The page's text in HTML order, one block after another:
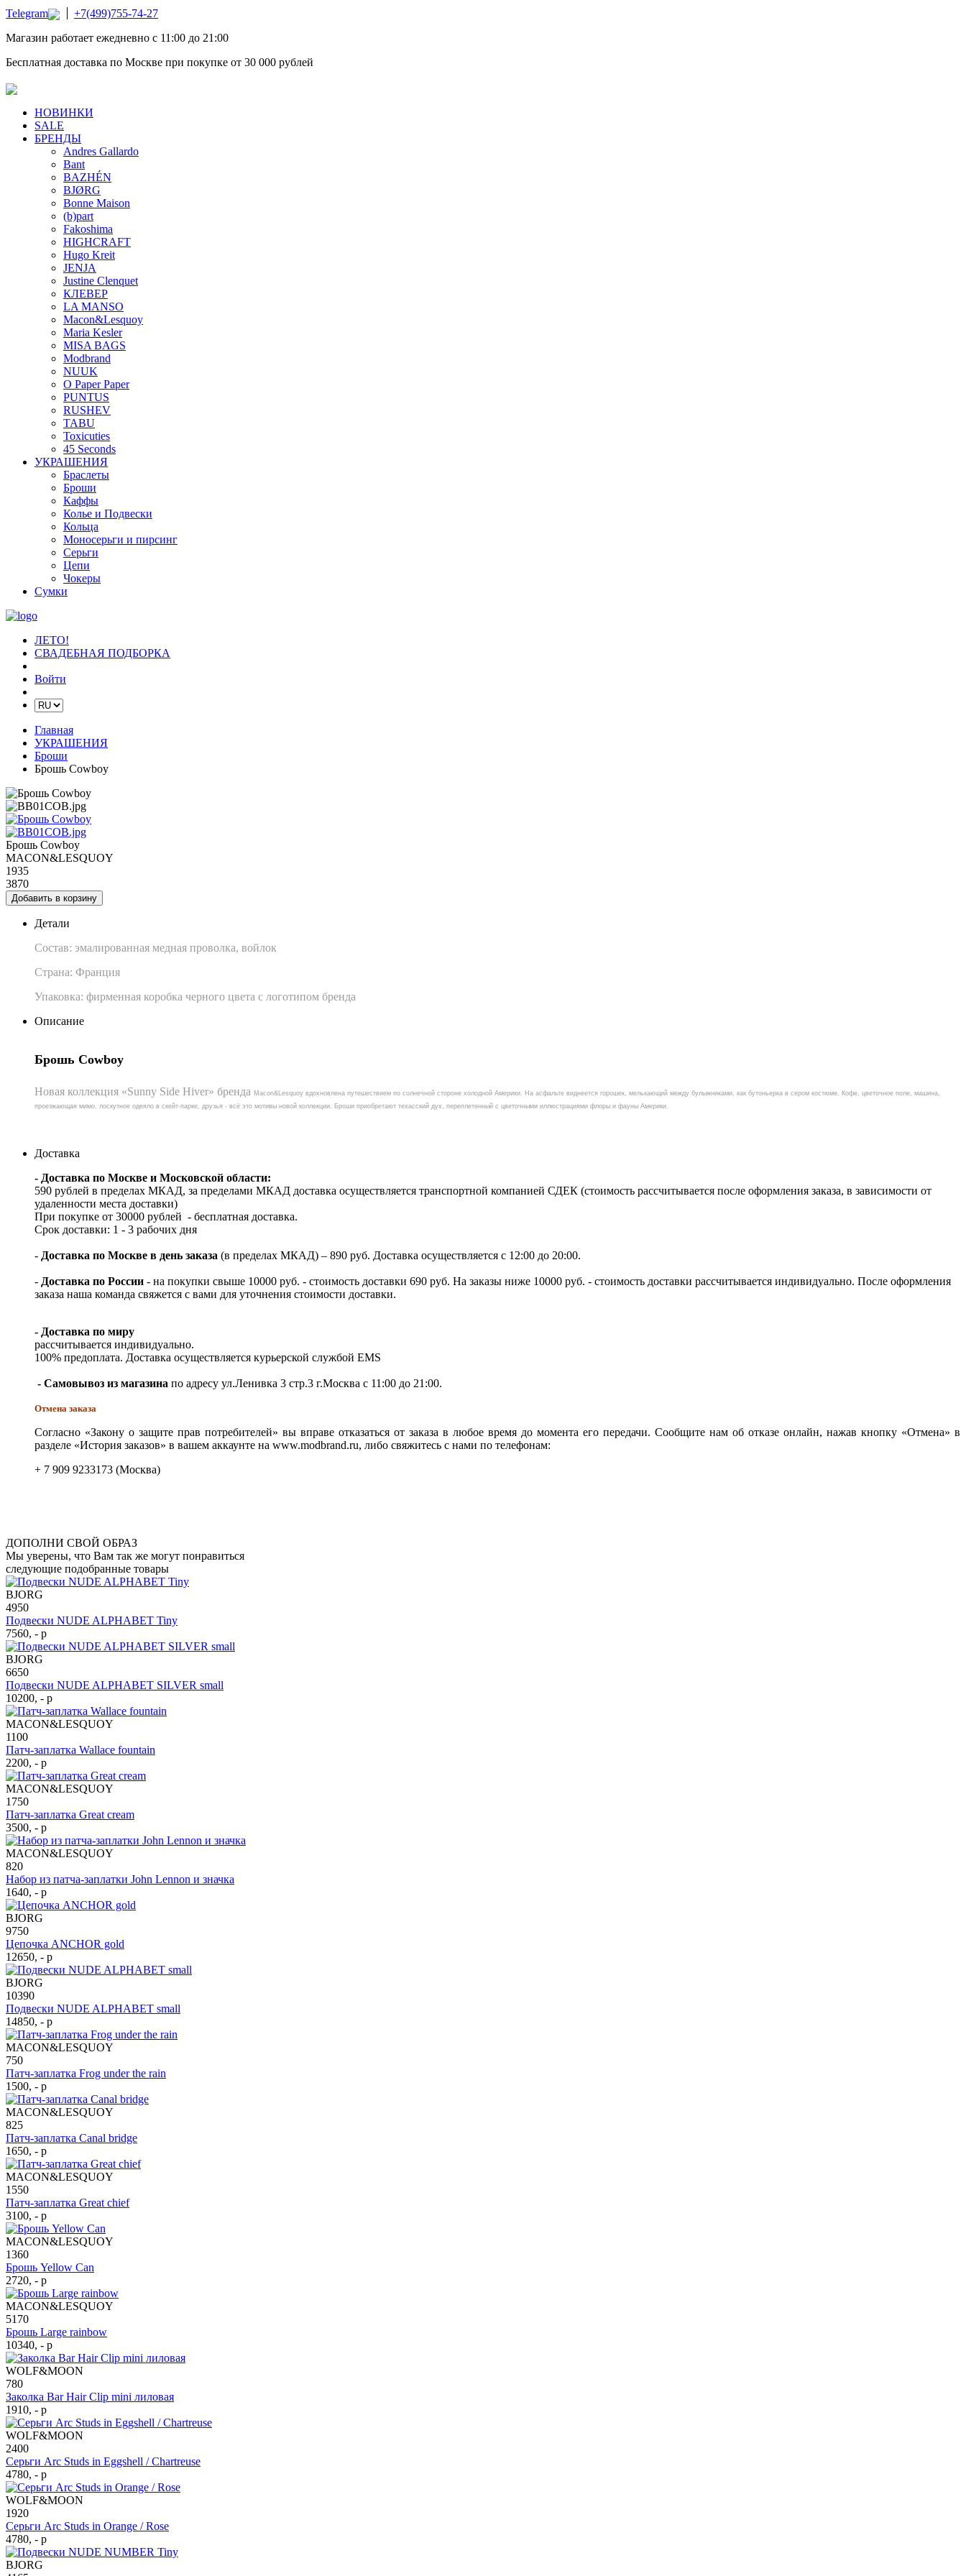
Telegram
+7(499)755-74-27
Магазин работает ежедневно с 11:00 до 21:00
Бесплатная доставка по Москве при покупке от 30 000 рублей
НОВИНКИ
SALE
БРЕНДЫ
Andres Gallardo
Bant
BAZHÉN
BJØRG
Bonne Maison
(b)part
Fakoshima
HIGHCRAFT
Hugo Kreit
JENJA
Justine Clenquet
КЛЕВЕР
LA MANSO
Macon&Lesquoy
Maria Kesler
MISA BAGS
Modbrand
NUUK
O Paper Paper
PUNTUS
RUSHEV
TABU
Toxicuties
45 Seconds
УКРАШЕНИЯ
Браслеты
Броши
Каффы
Колье и Подвески
Кольца
Моносерьги и пирсинг
Серьги
Цепи
Чокеры
Сумки
ЛЕТО!
СВАДЕБНАЯ ПОДБОРКА
Войти
Главная
УКРАШЕНИЯ
Броши
Брошь Cowboy
Брошь Cowboy
MACON&LESQUOY
1935
3870
Добавить в корзину
Детали
Состав: эмалированная медная проволка, войлок
Страна: Франция
Упаковка: фирменная коробка черного цвета с логотипом бренда
Описание
Брошь Cowboy
Новая коллекция «Sunny Side Hiver» бренда Macon&Lesquoy вдохновлена путешествием по солнечной стороне холодной Америки. На асфальте виднеется горошек, мелькающий между булыжниками, как бутоньерка в сером костюме. Кофе, цветочное поле, машина,
проезжающая мимо, лоскутное одеяло в скейт-парке, друзья - всё это мотивы новой коллекции. Броши приобретают техасский дух, переплетенный с цветочными иллюстрациями флоры и фауны Америки.
Доставка
- Доставка по Москве и Московской области:
590 рублей в пределах МКАД, за пределами МКАД доставка осуществляется транспортной компанией СДЕК (стоимость рассчитывается после оформления заказа, в зависимости от
удаленности места доставки)
При покупке от 30000 рублей - бесплатная доставка.
Срок доставки: 1 - 3 рабочих дня
- Доставка по Москве в день заказа (в пределах МКАД) – 890 руб. Доставка осуществляется с 12:00 до 20:00.
- Доставка по России - на покупки свыше 10000 руб. - стоимость доставки 690 руб. На заказы ниже 10000 руб. - стоимость доставки рассчитывается индивидуально. После оформления
заказа наша команда свяжется с вами для уточнения стоимости доставки.
- Доставка по миру
рассчитывается индивидуально.
100% предоплата. Доставка осуществляется курьерской службой EMS
- Самовывоз из магазина по адресу ул.Ленивка 3 стр.3 г.Москва с 11:00 до 21:00.
Отмена заказа
Согласно «Закону о защите прав потребителей» вы вправе отказаться от заказа в любое время до момента его передачи. Сообщите нам об отказе онлайн, нажав кнопку «Отмена» в
разделе «История заказов» в вашем аккаунте на www.modbrand.ru, либо свяжитесь с нами по телефонам:
+ 7 909 9233173 (Москва)
ДОПОЛНИ СВОЙ ОБРАЗ
Мы уверены, что Вам так же могут понравиться
следующие подобранные товары
BJORG
4950
Подвески NUDE ALPHABET Tiny
7560, - р
BJORG
6650
Подвески NUDE ALPHABET SILVER small
10200, - р
MACON&LESQUOY
1100
Патч-заплатка Wallace fountain
2200, - р
MACON&LESQUOY
1750
Патч-заплатка Great cream
3500, - р
MACON&LESQUOY
820
Набор из патча-заплатки John Lennon и значка
1640, - р
BJORG
9750
Цепочка ANCHOR gold
12650, - р
BJORG
10390
Подвески NUDE ALPHABET small
14850, - р
MACON&LESQUOY
750
Патч-заплатка Frog under the rain
1500, - р
MACON&LESQUOY
825
Патч-заплатка Canal bridge
1650, - р
MACON&LESQUOY
1550
Патч-заплатка Great chief
3100, - р
MACON&LESQUOY
1360
Брошь Yellow Can
2720, - р
MACON&LESQUOY
5170
Брошь Large rainbow
10340, - р
WOLF&MOON
780
Заколка Bar Hair Clip mini лиловая
1910, - р
WOLF&MOON
2400
Серьги Arc Studs in Eggshell / Chartreuse
4780, - р
WOLF&MOON
1920
Серьги Arc Studs in Orange / Rose
4780, - р
BJORG